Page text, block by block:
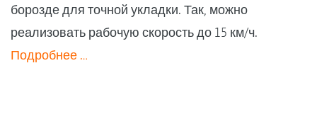
борозде для точной укладки. Так, можно
реализовать рабочую скорость до 15 км/ч.
Подробнее …